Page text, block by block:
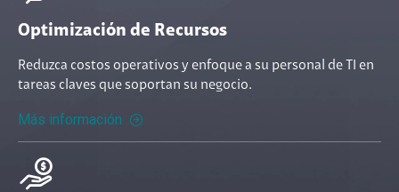
Optimización de Recursos
Reduzca costos operativos y enfoque a su personal de TI en
tareas claves que soportan su negocio.
Más información